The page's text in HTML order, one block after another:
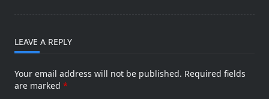
LEAVE A REPLY
Your email address will not be published. Required fields
are marked *